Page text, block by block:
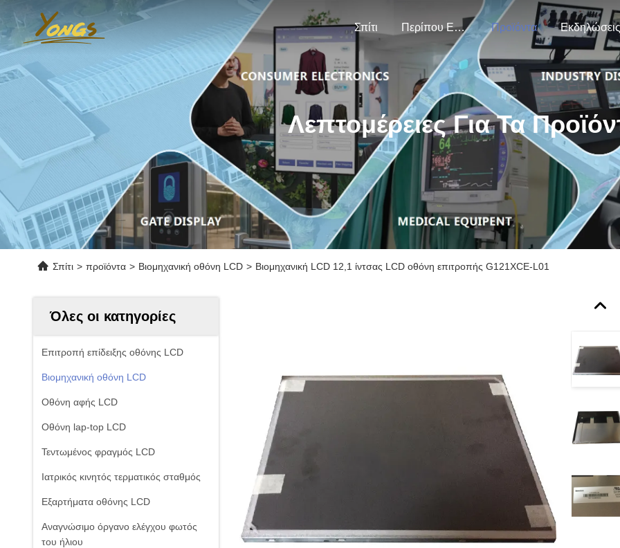
Σπίτι Περίπου Εμείς Προϊόντα Εκδηλώσεις
Λεπτομέρειες Για Τα
Σπίτι > προϊόντα > Βιομηχανική οθόνη LCD > Βιομηχανική LCD 12,1 ίντσας LCD οθόνη επιτροπής G121XCE-L01
Όλες οι κατηγορίες
Επιτροπή επίδειξης οθόνης LCD
Βιομηχανική οθόνη LCD
Οθόνη αφής LCD
Οθόνη lap-top LCD
Τεντωμένος φραγμός LCD
Ιατρικός κινητός τερματικός σταθμός
Εξαρτήματα οθόνης LCD
Αναγνώσιμο όργανο ελέγχου φωτός
του ήλιου